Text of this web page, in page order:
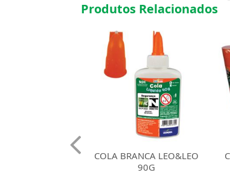
Produtos Relacionados
COLA BASTAO LEO&LEO
21G